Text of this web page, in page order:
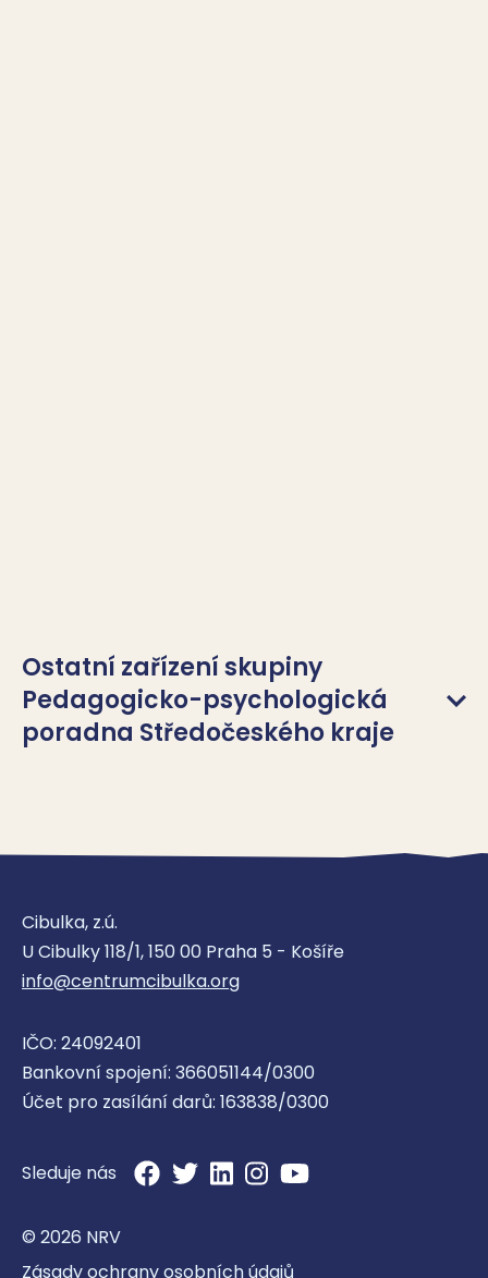
Ostatní zařízení skupiny
Pedagogicko-psychologická
poradna Středočeského kraje
Pedagogicko psychologická
Pedagogicko-psychologická poradna
Pedagogicko psychologická
poradna – Černošice
Pedagogicko-psychologická poradna
Cibulka, z.ú.
U Cibulky 118/1, 150 00 Praha 5 - Košíře
info@centrumcibulka.org
IČO: 24092401
Bankovní spojení: 366051144/0300
Účet pro zasílání darů: 163838/0300
Sleduje nás
© 2026 NRV
Zásady ochrany osobních údajů